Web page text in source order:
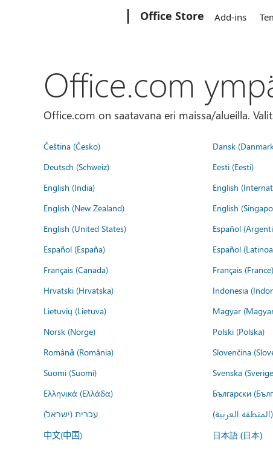
Office Store Add-ins
Office.com
Office.com on saatavana eri maissa/alueilla.
Čeština (Česko) Dansk
Deutsch (Schweiz)
Eesti (Eesti)
English (India)
English
English (New Zealand)
English
English (United States)
Español
Español (España)
Español
Français (Canada)
Français (France)
Hrvatski (Hrvatska)
Indonesia
Lietuvių (Lietuva)
Magyar
Norsk (Norge)
Polski (Polska)
Română (România)
Slovenčina
Suomi (Suomi)
Svenska
Ελληνικά (Ελλάδα)
Български
עברית (ישראל)
العربية)
中文(中国) 日本語 (日本)